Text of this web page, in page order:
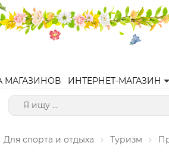
МАГАЗИНОВ ИНТЕРНЕТ-МАГАЗИН
Для спорта и отдыха Туризм